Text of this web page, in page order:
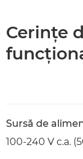
Cerinţe
Sursă de
100-240 V c.a.